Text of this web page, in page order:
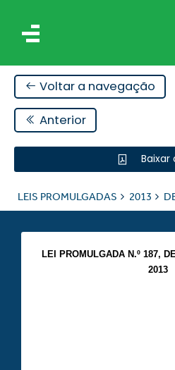
Voltar a navegação
Anterior
Baixar
LEIS PROMULGADAS 2013
LEI PROMULGADA N.º 187,
2013